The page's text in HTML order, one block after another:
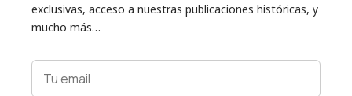
exclusivas, acceso a nuestras publicaciones históricas, y
mucho más…